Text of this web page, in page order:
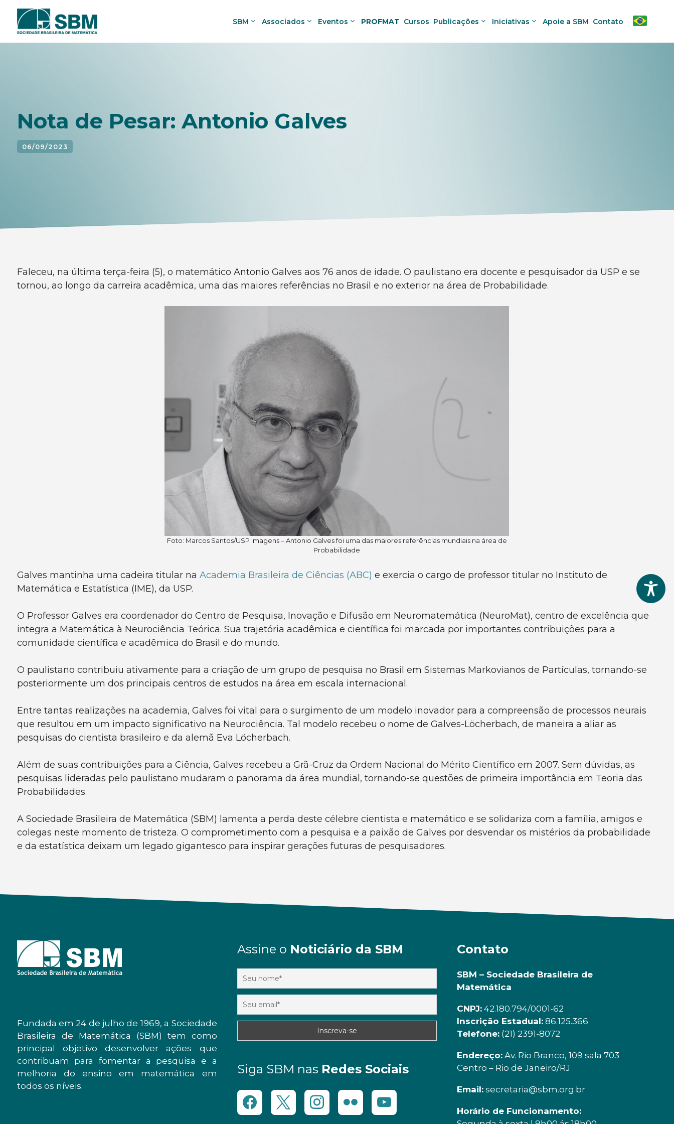
Pular
para
SBM Associados Eventos PROFMAT Cursos Publicações Iniciativas Apoie a SBM Contato
Nota de Pesar: Antonio Galves
06/09/2023
Faleceu, na última terça-feira (5), o matemático Antonio Galves aos 76 anos de idade. O paulistano era docente e pesquisador da USP e se
tornou, ao longo da carreira acadêmica, uma das maiores referências no Brasil e no exterior na área de Probabilidade.
Foto: Marcos Santos/USP Imagens – Antonio Galves foi uma das maiores referências mundiais na área de
Probabilidade
Galves mantinha uma cadeira titular na Academia Brasileira de Ciências (ABC) e exercia o cargo de professor titular no Instituto de
Matemática e Estatística (IME), da USP.
O Professor Galves era coordenador do Centro de Pesquisa, Inovação e Difusão em Neuromatemática (NeuroMat), centro de excelência que
integra a Matemática à Neurociência Teórica. Sua trajetória acadêmica e científica foi marcada por importantes contribuições para a
comunidade científica e acadêmica do Brasil e do mundo.
O paulistano contribuiu ativamente para a criação de um grupo de pesquisa no Brasil em Sistemas Markovianos de Partículas, tornando-se
posteriormente um dos principais centros de estudos na área em escala internacional.
Entre tantas realizações na academia, Galves foi vital para o surgimento de um modelo inovador para a compreensão de processos neurais
que resultou em um impacto significativo na Neurociência. Tal modelo recebeu o nome de Galves-Löcherbach, de maneira a aliar as
pesquisas do cientista brasileiro e da alemã Eva Löcherbach.
Além de suas contribuições para a Ciência, Galves recebeu a Grã-Cruz da Ordem Nacional do Mérito Científico em 2007. Sem dúvidas, as
pesquisas lideradas pelo paulistano mudaram o panorama da área mundial, tornando-se questões de primeira importância em Teoria das
Probabilidades.
A Sociedade Brasileira de Matemática (SBM) lamenta a perda deste célebre cientista e matemático e se solidariza com a família, amigos e
colegas neste momento de tristeza. O comprometimento com a pesquisa e a paixão de Galves por desvendar os mistérios da probabilidade
e da estatística deixam um legado gigantesco para inspirar gerações futuras de pesquisadores.
Fundada em 24 de julho de 1969, a Sociedade
Brasileira de Matemática (SBM) tem como
principal objetivo desenvolver ações que
contribuam para fomentar a pesquisa e a
melhoria do ensino em matemática em
todos os níveis.
Assine o Noticiário da SBM
Siga SBM nas Redes Sociais
Contato
SBM – Sociedade Brasileira de
Matemática
CNPJ: 42.180.794/0001-62
Inscrição Estadual: 86.125.366
Telefone: (21) 2391-8072
Endereço: Av. Rio Branco, 109 sala 703
Centro – Rio de Janeiro/RJ
Email: secretaria@sbm.org.br
Horário de Funcionamento: